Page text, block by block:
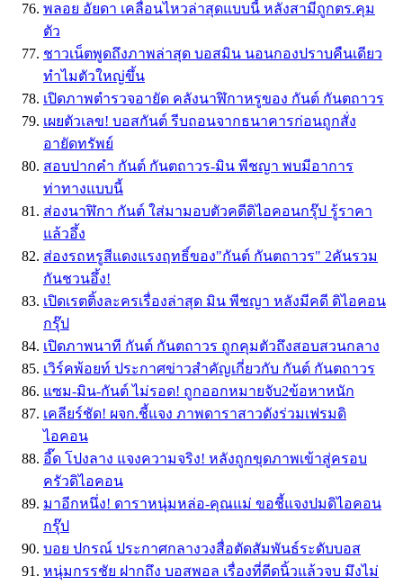
พลอย อัยดา เคลื่อนไหวล่าสุดแบบนี้ หลังสามีถูกตร.คุม
ตัว
ชาวเน็ตพูดถึงภาพล่าสุด บอสมิน นอนกองปราบคืนเดียว
ทำไมตัวใหญ่ขึ้น
เปิดภาพตำรวจอายัด คลังนาฬิกาหรูของ กันต์ กันตถาวร
เผยตัวเลข! บอสกันต์ รีบถอนจากธนาคารก่อนถูกสั่ง
อายัดทรัพย์
สอบปากคำ กันต์ กันตถาวร-มิน พีชญา พบมีอาการ
ท่าทางแบบนี้
ส่องนาฬิกา กันต์ ใส่มามอบตัวคดีดิไอคอนกรุ๊ป รู้ราคา
แล้วอึ้ง
ส่องรถหรูสีแดงแรงฤทธิ์ของ"กันต์ กันตถาวร" 2คันรวม
กันชวนอึ้ง!
เปิดเรตติ้งละครเรื่องล่าสุด มิน พีชญา หลังมีคดี ดิไอคอน
กรุ๊ป
เปิดภาพนาที กันต์ กันตถาวร ถูกคุมตัวถึงสอบสวนกลาง
เวิร์คพ้อยท์ ประกาศข่าวสำคัญเกี่ยวกับ กันต์ กันตถาวร
แซม-มิน-กันต์ ไม่รอด! ถูกออกหมายจับ2ข้อหาหนัก
เคลียร์ชัด! ผจก.ชี้แจง ภาพดาราสาวดังร่วมเฟรมดิ
ไอคอน
อี๊ด โปงลาง แจงความจริง! หลังถูกขุดภาพเข้าสู่ครอบ
ครัวดิไอคอน
มาอีกหนึ่ง! ดาราหนุ่มหล่อ-คุณแม่ ขอชี้แจงปมดิไอคอน
กรุ๊ป
บอย ปกรณ์ ประกาศกลางวงสื่อตัดสัมพันธ์ระดับบอส
หนุ่มกรรชัย ฝากถึง บอสพอล เรื่องที่ดีดนิ้วแล้วจบ มึงไม่